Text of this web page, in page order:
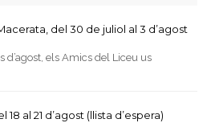
del 30 de juliol al 3 d’agost
d’agost, els Amics del Liceu us
18 al 21 d’agost (llista d’espera)